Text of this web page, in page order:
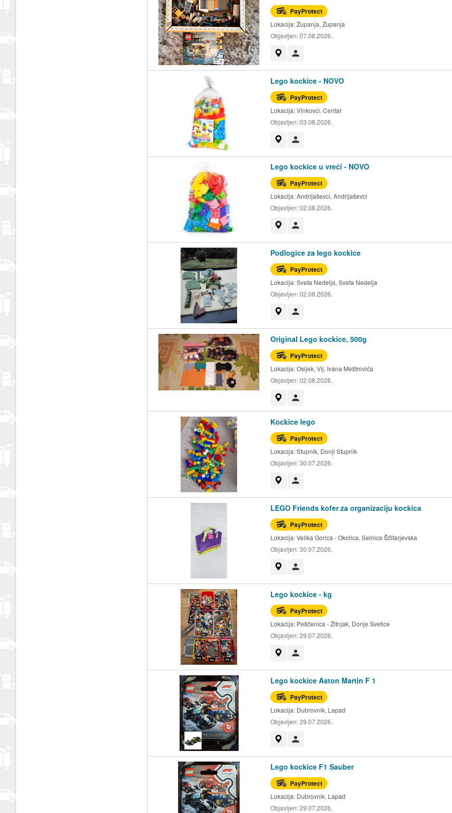
PayProtect
Lokacija:Županja, Županja
Objavljen:07.08.2026.
Lego kockice - NOVO
PayProtect
Lokacija:Vinkovci, Centar
Objavljen:03.08.2026.
Lego kockice u vreći - NOVO
PayProtect
Lokacija:Andrijaševci, Andrijaševci
Objavljen:02.08.2026.
Podlogice za lego kockice
PayProtect
Lokacija:Sveta Nedelja, Sveta Nedelja
Objavljen:02.08.2026.
Original Lego kockice, 500g
PayProtect
Lokacija:Osijek, Vij. Ivana Meštrovića
Objavljen:02.08.2026.
Kockice lego
PayProtect
Lokacija:Stupnik, Donji Stupnik
Objavljen:30.07.2026.
LEGO Friends kofer za organizaciju kockica
PayProtect
Lokacija:Velika Gorica - Okolica, Selnica Ščitarjevska
Objavljen:30.07.2026.
Lego kockice - kg
PayProtect
Lokacija: Peščenica - Žitnjak, Donje Svetice
Objavljen:29.07.2026.
Lego kockice Aston Martin F 1
PayProtect
Lokacija: Dubrovnik, Lapad
Objavljen:29.07.2026.
Lego kockice F1 Sauber
PayProtect
Lokacija: Dubrovnik, Lapad
Objavljen:29.07.2026.